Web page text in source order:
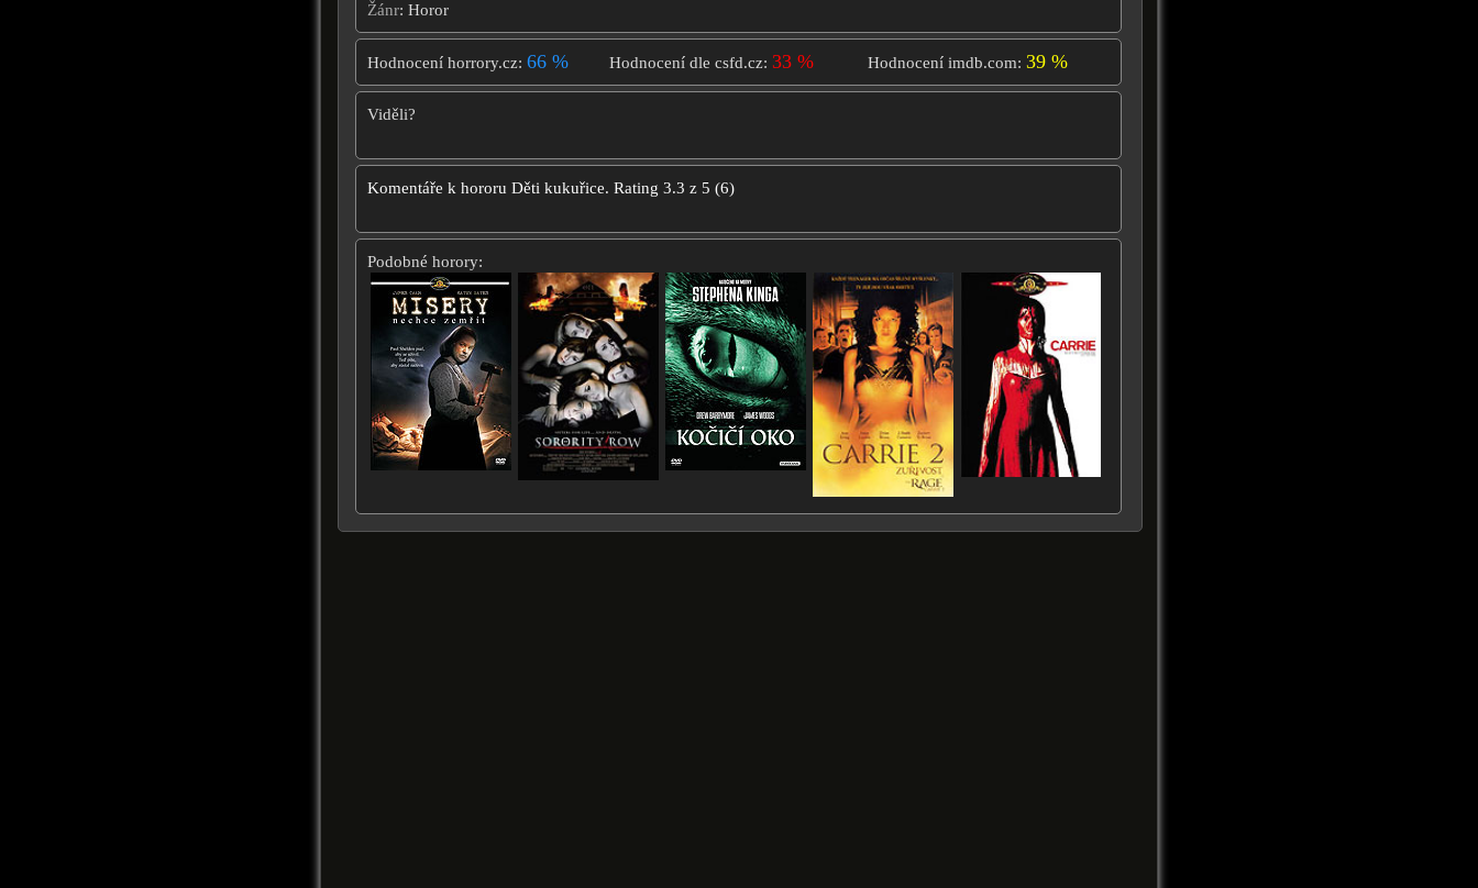
Žánr: Horor
Hodnocení horrory.cz: 66 % Hodnocení dle csfd.cz: 33 % Hodnocení imdb.com: 39 %
Viděli?
Komentáře k hororu Děti kukuřice. Rating 3.3 z 5 (6)
Podobné horory: